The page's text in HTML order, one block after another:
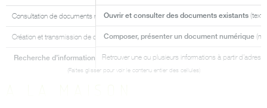
Ouvrir et consulter des documents existants
Composer, présenter un document numérique
Retrouver une ou plusieurs informations à partir
Consultation de documents numériques.
Création et transmission de documents numériques.
Recherche d’informations sur la " toile ”.